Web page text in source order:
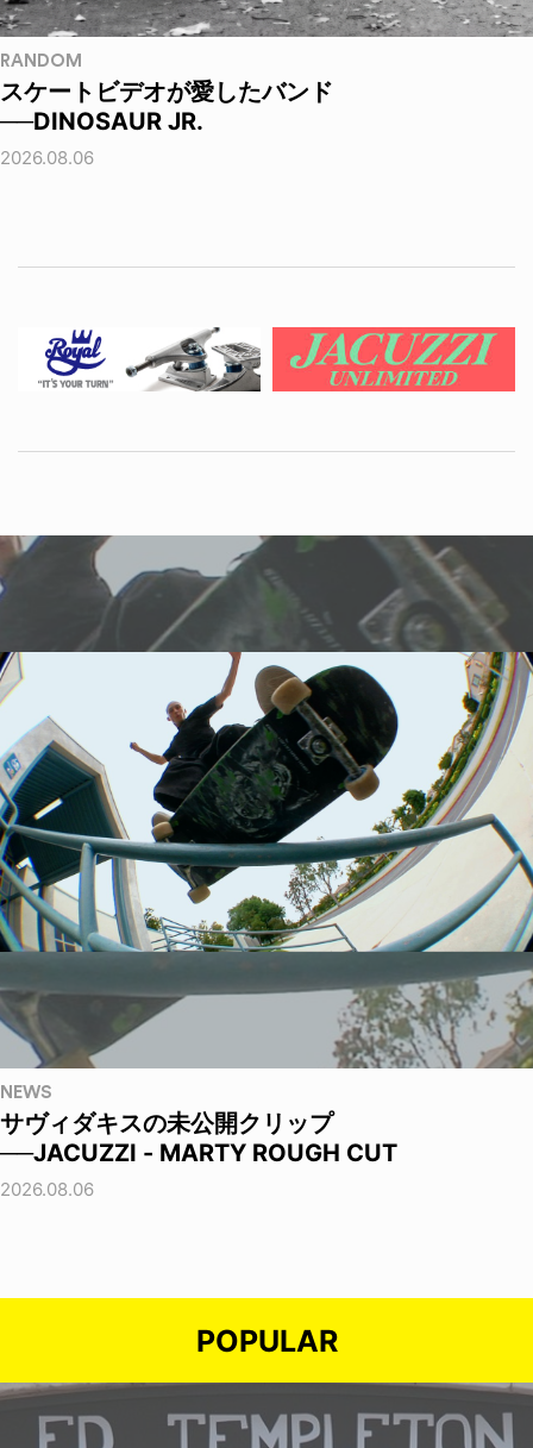
RANDOM
スケートビデオが愛したバンド
──DINOSAUR JR.
2026.08.06
NEWS
サヴィダキスの未公開クリップ
──JACUZZI - MARTY ROUGH CUT
2026.08.06
POPULAR